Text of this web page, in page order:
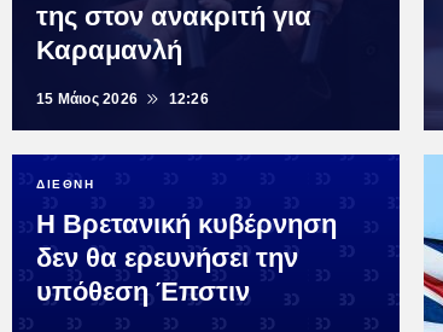
της στον ανακριτή για
Καραμανλή
15 Μάιος 2026 12:26
ΔΙΕΘΝΗ
Η Βρετανική κυβέρνηση
δεν θα ερευνήσει την
υπόθεση Έπστιν